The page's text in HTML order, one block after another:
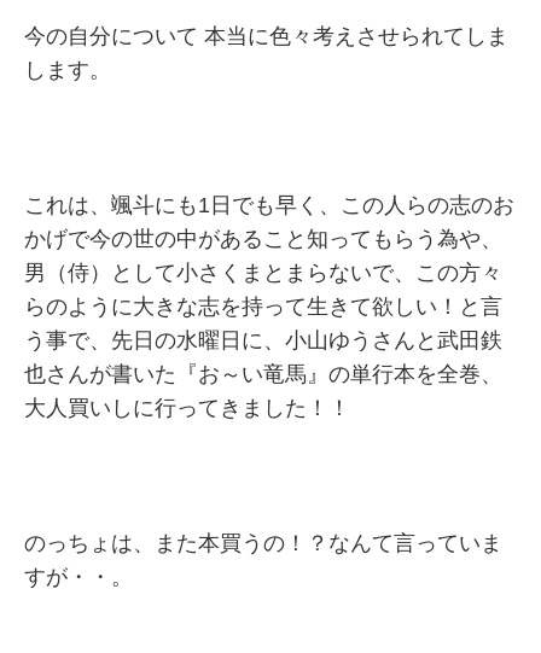
今の自分について 本当に色々考えさせられてしま
します。
これは、颯斗にも1日でも早く、この人らの志のお
かげで今の世の中があること知ってもらう為や、
男（侍）として小さくまとまらないで、この方々
らのように大きな志を持って生きて欲しい！と言
う事で、先日の水曜日に、小山ゆうさんと武田鉄
也さんが書いた『お～い竜馬』の単行本を全巻、
大人買いしに行ってきました！！
のっちょは、また本買うの！？なんて言っていま
すが・・。